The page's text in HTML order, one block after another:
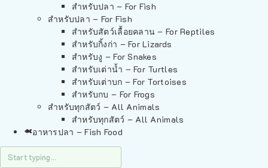
สำหรับปลา – For Fish
สำหรับปลา – For Fish
สำหรับสัตว์เลื้อยคลาน – For Reptiles
สำหรับกิ้งก่า – For Lizards
สำหรับงู – For Snakes
สำหรับเต่าน้ำ – For Turtles
สำหรับเต่าบก – For Tortoises
สำหรับกบ – For Frogs
สำหรับทุกสัตว์ – All Animals
สำหรับทุกสัตว์ – All Animals
อาหารปลา – Fish Food